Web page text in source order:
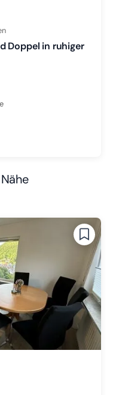
Doppel in ruhiger
1 wechseln
2 wechseln
3 wechseln
4 wechseln
5 wechseln
6 wechseln